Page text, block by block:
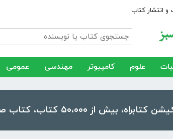
و انتشار کتاب
علوم کامپیوتر مهندسی عمومی
از ۵۰،۰۰۰ کتاب، کتاب صوتی و رمان را در موبایل و تبلت خود داشته باشید!